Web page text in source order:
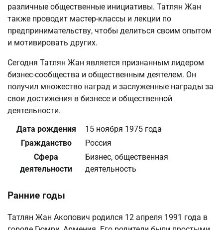
различные общественные инициативы. Татлян Жан
также проводит мастер-классы и лекции по
предпринимательству, чтобы делиться своим опытом
и мотивировать других.
Сегодня Татлян Жан является признанным лидером
бизнес-сообщества и общественным деятелем. Он
получил множество наград и заслуженные награды за
свои достижения в бизнесе и общественной
деятельности.
Дата рождения
15 ноября 1975 года
Гражданство
Россия
Сфера
деятельности
Бизнес, общественная
деятельность
Ранние годы
Татлян Жан Акопович родился 12 апреля 1991 года в